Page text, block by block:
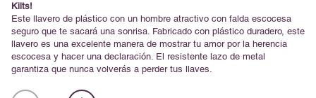
Kilts!
Este llavero de plástico con un hombre atractivo con falda escocesa
seguro que te sacará una sonrisa. Fabricado con plástico duradero, este
llavero es una excelente manera de mostrar tu amor por la herencia
escocesa y hacer una declaración. El resistente lazo de metal
garantiza que nunca volverás a perder tus llaves.